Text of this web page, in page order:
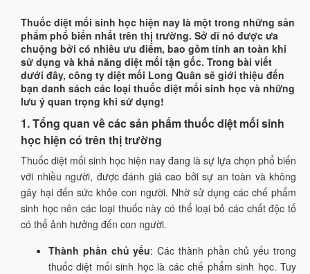
Thuốc diệt mối sinh học hiện nay là một trong những sản
phẩm phổ biến nhất trên thị trường. Sở dĩ nó được ưa
chuộng bởi có nhiều ưu điểm, bao gồm tính an toàn khi
sử dụng và khả năng diệt mối tận gốc. Trong bài viết
dưới đây, công ty diệt mối Long Quân sẽ giới thiệu đến
bạn danh sách các loại thuốc diệt mối sinh học và những
lưu ý quan trọng khi sử dụng!
1. Tổng quan về các sản phẩm thuốc diệt mối sinh
học hiện có trên thị trường
Thuốc diệt mối sinh học hiện nay đang là sự lựa chọn phổ biến
với nhiều người, được đánh giá cao bởi sự an toàn và không
gây hại đến sức khỏe con người. Nhờ sử dụng các chế phẩm
sinh học nên các loại thuốc này có thể loại bỏ các chất độc tố
có thể ảnh hưởng đến con người.
Thành phần chủ yếu: Các thành phần chủ yếu trong
thuốc diệt mối sinh học là các chế phẩm sinh học. Tuy